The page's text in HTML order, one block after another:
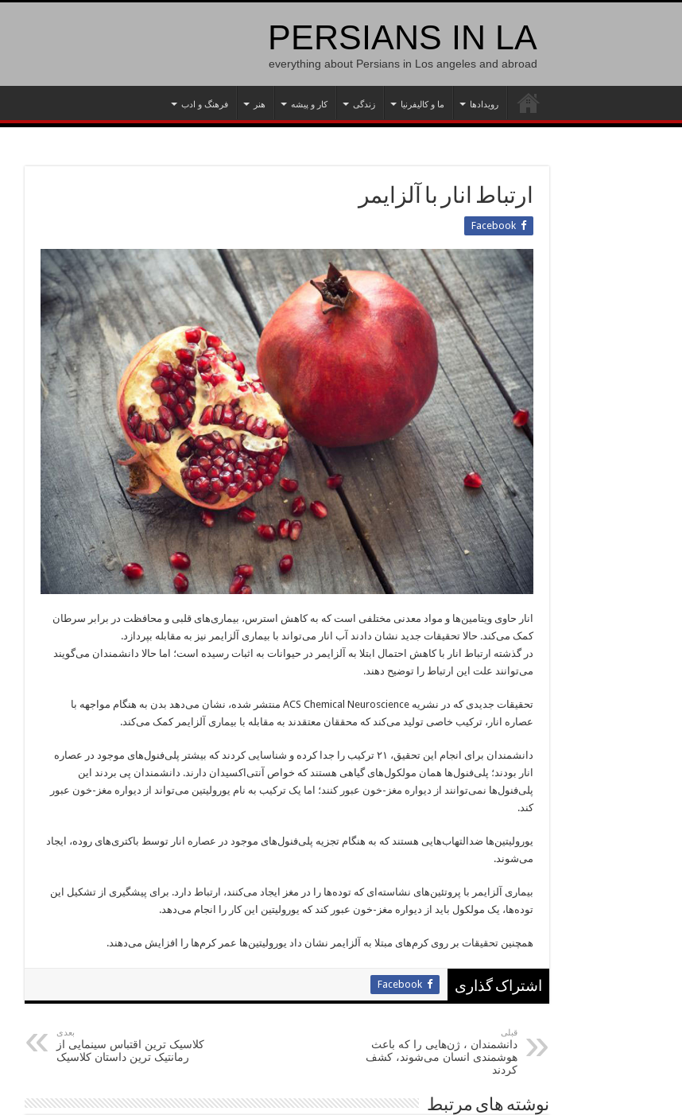
PERSIANS IN LA
everything about Persians in Los angeles and abroad
رویدادها ما و کالیفرنیا زندگی کار و پیشه هنر فرهنگ و ادب
ارتباط انار با آلزایمر
Facebook
انار حاوی ویتامین‌ها و مواد معدنی مختلفی است که به کاهش استرس، بیماری‌های قلبی و محافظت در برابر سرطان
کمک می‌کند. حالا تحقیقات جدید نشان دادند آب انار می‌تواند با بیماری آلزایمر نیز به مقابله بپردازد.
در گذشته ارتباط انار با کاهش احتمال ابتلا به آلزایمر در حیوانات به اثبات رسیده است؛ اما حالا دانشمندان می‌‌گویند
می‌توانند علت این ارتباط را توضیح دهند.
تحقیقات جدیدی که در نشریه ACS Chemical Neuroscience منتشر شده، نشان می‌دهد بدن به هنگام مواجهه با
عصاره انار، ترکیب خاصی تولید می‌کند که محققان معتقدند به مقابله با بیماری آلزایمر کمک می‌کند.
دانشمندان برای انجام این تحقیق، ۲۱ ترکیب را جدا کرده و شناسایی کردند که بیشتر پلی‌فنول‌های موجود در عصاره
انار بودند؛ پلی‌فنول‌ها همان مولکول‌های گیاهی هستند که خواص آنتی‌اکسیدان دارند. دانشمندان پی بردند این
پلی‌فنول‌ها نمی‌توانند از دیواره مغز-خون عبور کنند؛ اما یک ترکیب به نام یورولیتین می‌تواند از دیواره مغز-خون عبور
کند.
یورولیتین‌ها ضدالتهاب‌هایی هستند که به هنگام تجزیه پلی‌فنول‌های موجود در عصاره انار توسط باکتری‌های روده، ایجاد
می‌شوند.
بیماری آلزایمر با پروتئین‌های نشاسته‌ای که توده‌ها را در مغز ایجاد می‌کنند، ارتباط دارد. برای پیشگیری از تشکیل این
توده‌ها، یک مولکول باید از دیواره مغز-خون عبور کند که یورولیتین این کار را انجام می‌دهد.
همچنین تحقیقات بر روی کرم‌های مبتلا به آلزایمر نشان داد یورولیتین‌ها عمر کرم‌ها را افزایش می‌دهند.
اشتراک گذاری Facebook
قبلی
دانشمندان ، ژن‌هایی را که باعث
هوشمندی انسان می‌شوند، کشف
کردند
بعدی
کلاسیک ترین اقتباس سینمایی از
رمانتیک ترین داستان کلاسیک
نوشته های مرتبط